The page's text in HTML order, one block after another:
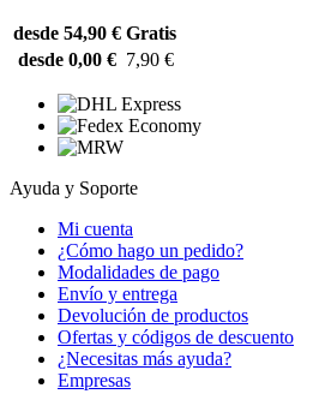
desde 54,90 € Gratis
desde 0,00 € 7,90 €
Ayuda y Soporte
Mi cuenta
¿Cómo hago un pedido?
Modalidades de pago
Envío y entrega
Devolución de productos
Ofertas y códigos de descuento
¿Necesitas más ayuda?
Empresas